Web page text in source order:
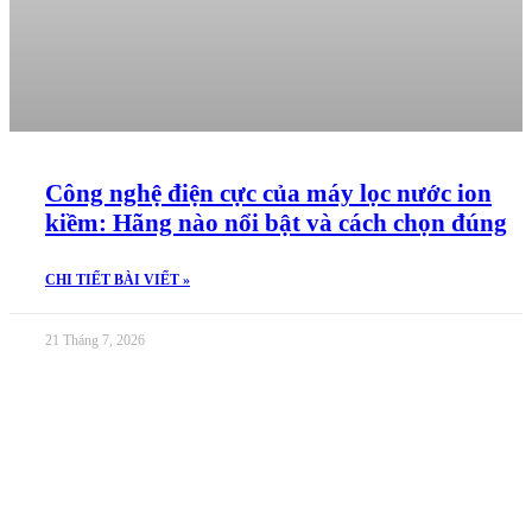
Công nghệ điện cực của máy lọc nước ion
kiềm: Hãng nào nổi bật và cách chọn đúng
CHI TIẾT BÀI VIẾT »
21 Tháng 7, 2026